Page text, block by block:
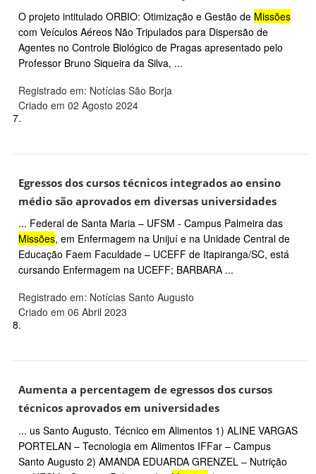
O projeto intitulado ORBIO: Otimização e Gestão de Missões
com Veículos Aéreos Não Tripulados para Dispersão de
Agentes no Controle Biológico de Pragas apresentado pelo
Professor Bruno Siqueira da Silva, ...
Registrado em: Notícias São Borja
Criado em 02 Agosto 2024
7.
Egressos dos cursos técnicos integrados ao ensino
médio são aprovados em diversas universidades
... Federal de Santa Maria – UFSM - Campus Palmeira das
Missões, em Enfermagem na Unijuí e na Unidade Central de
Educação Faem Faculdade – UCEFF de Itapiranga/SC, está
cursando Enfermagem na UCEFF; BARBARA ...
Registrado em: Notícias Santo Augusto
Criado em 06 Abril 2023
8.
Aumenta a percentagem de egressos dos cursos
técnicos aprovados em universidades
... us Santo Augusto. Técnico em Alimentos 1) ALINE VARGAS
PORTELAN – Tecnologia em Alimentos IFFar – Campus
Santo Augusto 2) AMANDA EDUARDA GRENZEL – Nutrição